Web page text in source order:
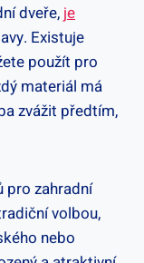
dveře, je
Existuje
použít pro
materiál má
zvážit předtím,
pro zahradní
volbou,
nebo